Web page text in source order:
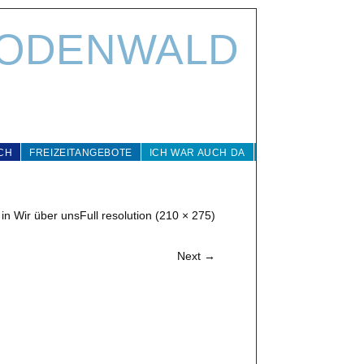
FREIZEITANGEBOTE ICH WAR AUCH DA
in Wir über unsFull resolution (210 × 275)
Next →